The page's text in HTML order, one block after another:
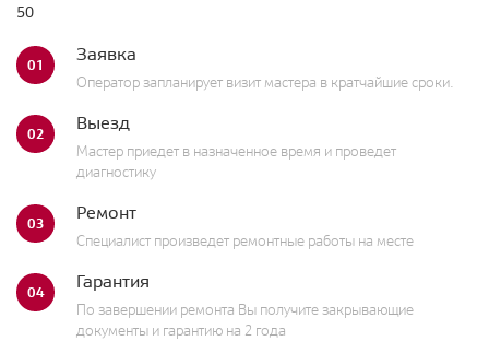
50
01 Заявка
Оператор запланирует визит мастера в кратчайшие сроки.
02 Выезд
Мастер приедет в назначенное время и проведет
диагностику
03 Ремонт
Специалист произведет ремонтные работы на месте
04 Гарантия
По завершении ремонта Вы получите закрывающие
документы и гарантию на 2 года